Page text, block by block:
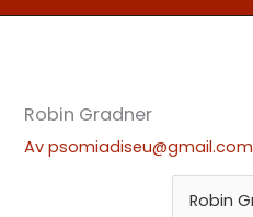
Robin Gradner
Avpsomiadiseu@gmail.com